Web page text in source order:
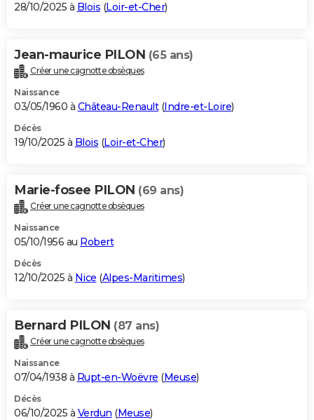
28/10/2025 à Blois (Loir-et-Cher)
Jean-maurice PILON (65 ans)
Créer une cagnotte obsèques
Naissance
03/05/1960 à Château-Renault(Indre-et-Loire)
Décès
19/10/2025 à Blois (Loir-et-Cher)
Marie-fosee PILON (69 ans)
Créer une cagnotte obsèques
Naissance
05/10/1956 au Robert
Décès
12/10/2025 à Nice (Alpes-Maritimes)
Bernard PILON (87 ans)
Créer une cagnotte obsèques
Naissance
07/04/1938 à Rupt-en-Woëvre (Meuse)
Décès
06/10/2025 à Verdun (Meuse)